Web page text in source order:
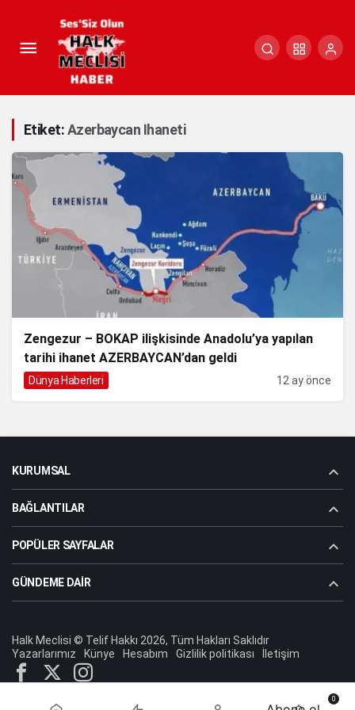
Etiket:Azerbaycan Ihaneti
Zengezur – BOKAP ilişkisinde Anadolu’ya yapılan
tarihi ihanet AZERBAYCAN’dan geldi
Dünya Haberleri 12 ay önce
KURUMSAL
BAĞLANTILAR
POPÜLER SAYFALAR
GÜNDEME DAIR
Halk Meclisi © Telif Hakkı 2026, Tüm Hakları Saklıdır
Yazarlarımız
Künye Hesabım Gizlilik politikası İletişim
0